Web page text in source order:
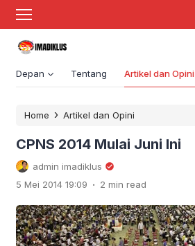
Depan Tentang Artikel dan Opini
Home › Artikel dan Opini
CPNS 2014 Mulai Juni Ini
admin imadiklus
5 Mei 2014 19:09 . 2 min read